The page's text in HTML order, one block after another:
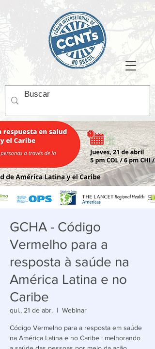
GCHA - Código
Vermelho para a
resposta à saúde na
América Latina e no
Caribe
qui., 21 de abr.
  |
Webinar
Código Vermelho para a resposta em saúde
na América Latina e no Caribe : melhorando